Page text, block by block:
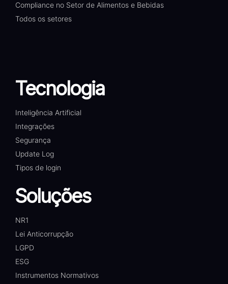
Compliance no Setor de Alimentos e Bebidas
Todos os setores
Tecnologia
Inteligência Artificial
Integrações
Segurança
Update Log
Tipos de login
Soluções
NR1
Lei Anticorrupção
LGPD
ESG
Instrumentos Normativos